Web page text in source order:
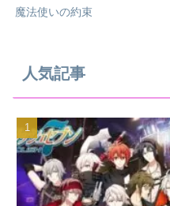
魔法使いの約束
人気記事